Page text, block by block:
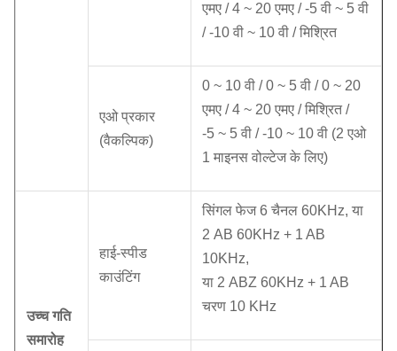
एमए / 4 ~ 20 एमए / -5 वी ~ 5 वी
/ -10 वी ~ 10 वी / मिश्रित
एओ प्रकार
(वैकल्पिक)
0 ~ 10 वी / 0 ~ 5 वी / 0 ~ 20
एमए / 4 ~ 20 एमए / मिश्रित /
-5 ~ 5 वी / -10 ~ 10 वी (2 एओ
1 माइनस वोल्टेज के लिए)
उच्च गति
समारोह
हाई-स्पीड
काउंटिंग
सिंगल फेज 6 चैनल 60KHz, या
2 AB 60KHz + 1 AB
10KHz,
या 2 ABZ 60KHz + 1 AB
चरण 10 KHz